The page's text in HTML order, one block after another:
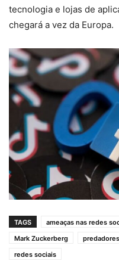
tecnologia e lojas de
chegará a vez da Europa.
TAGS ameaças nas redes
Mark Zuckerberg
redes sociais